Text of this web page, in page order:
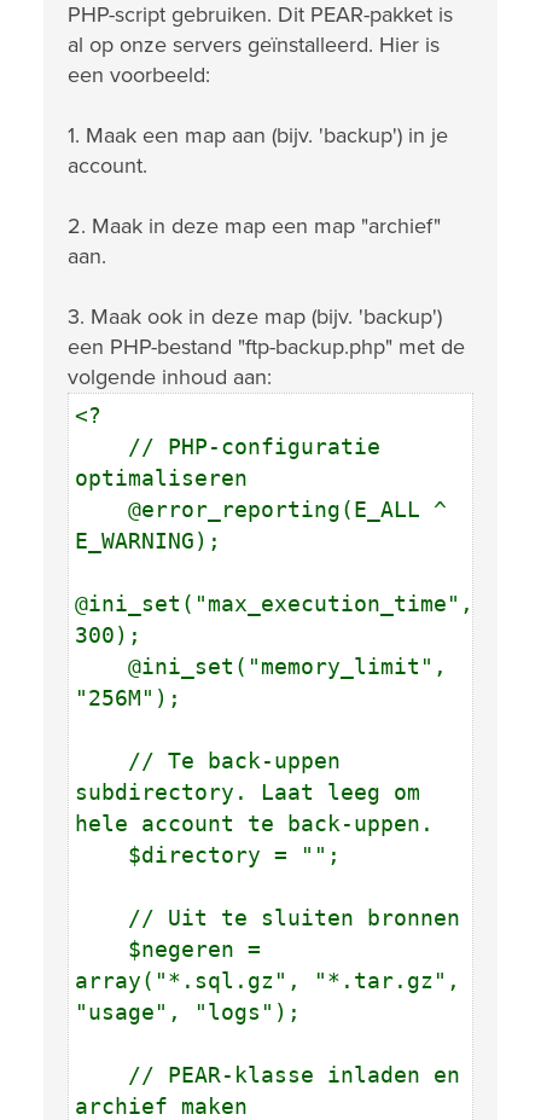
PHP-script gebruiken. Dit PEAR-pakket is
al op onze servers geïnstalleerd. Hier is
een voorbeeld:
1. Maak een map aan (bijv. 'backup') in je
account.
2. Maak in deze map een map "archief"
aan.
3. Maak ook in deze map (bijv. 'backup')
een PHP-bestand "ftp-backup.php" met de
volgende inhoud aan:
<?
// PHP-configuratie
optimaliseren
@error_reporting(E_ALL ^
E_WARNING);
@ini_set("max_execution_time",
300);
@ini_set("memory_limit",
"256M");
// Te back-uppen
subdirectory. Laat leeg om
hele account te back-uppen.
$directory = "";
// Uit te sluiten bronnen
$negeren =
array("*.sql.gz", "*.tar.gz",
"usage", "logs");
// PEAR-klasse inladen en
archief maken